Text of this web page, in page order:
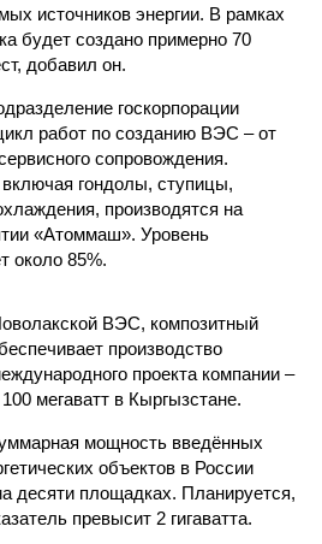
источников энергии. В рамках
будет создано примерно 70
добавил он.
госкорпорации
работ по созданию ВЭС – от
сопровождения.
гондолы, ступицы,
производятся на
«Атоммаш». Уровень
около 85%.
ВЭС, композитный
производство
проекта компании –
мегаватт в Кыргызстане.
мощность введённых
объектов в России
десяти площадках. Планируется,
превысит 2 гигаватта.